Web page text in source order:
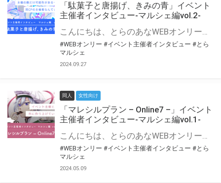
「駄菓子と唐揚げ、きみの青」イベント
主催者インタビュー-マルシェ編vol.2-
こんにちは、とらのあなWEBオンリー運営スタッフです。 新たにお届けする、イベント主催者インタビュー-マルシェ編-は、 とらのあなWEBオンリー「マルシェ」をご利用の主催様に 「マルシェ」を使ってイベントを開催した感想や心がけをお聞きする企画です。 今回は、WEBオンリー初開催「駄菓子と唐揚げ、きみの青」より、 主催のぎこ六屋様にお話を伺いました。 協力：ぎこ六屋様／イベント公式Twitter（@krkgwks） とらのあなWEBオンリー「マルシェ」とは？ WEBオンリーでリアルタイムでコミュニケーションがとれるオンライン会場です。
#WEBオンリー #イベント主催者インタビュー #とら
マルシェ
2024.09.27
同人 女性向け
「マレシルプラン – Online7 –」イベント
主催者インタビュー-マルシェ編vol.1-
こんにちは、とらのあなWEBオンリー運営スタッフです。 新たにお届けする、イベント主催者インタビュー-マルシェ編-は、 とらのあなWEBオンリー「マルシェ」をご利用した主催様に 「マルシェ」を使って開催した感想や心がけをお聞きする企画です。 今回は、WEBオンリー開催7回目迎えた「マレシルプラン – Online7 –」より、 主催の玉川うた様にお話を伺いました。 ▼マレシルプランのインタビュー前回記事 「イベント主催者インタビュー vol.6」はこちら 協力：玉川うた様（マレシルプラン実行委員会 代表）／イベント公式Twitter（@mallesil_plan） とらのあなWEBオンリー「マルシェ」とは？ WEBオンリーでリアルタイムでコミュニケーションがとれるオンライン会場です。
#WEBオンリー #イベント主催者インタビュー #とら
マルシェ
2024.05.09